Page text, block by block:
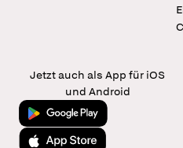
Jetzt auch als App für iOS
und Android
Jetzt bei Google Play
Laden im App Store